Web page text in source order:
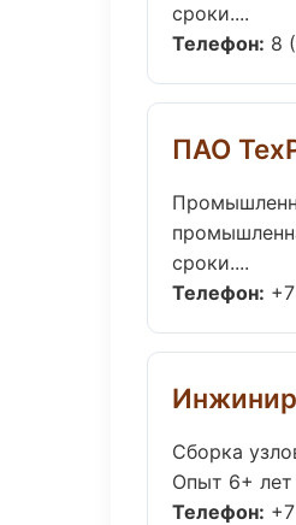
сроки....
Телефон: 8
ПАО
сроки....
Телефон:
Сборка
Опыт 6+ лет
Телефон: